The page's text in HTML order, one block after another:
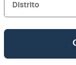
Distrito